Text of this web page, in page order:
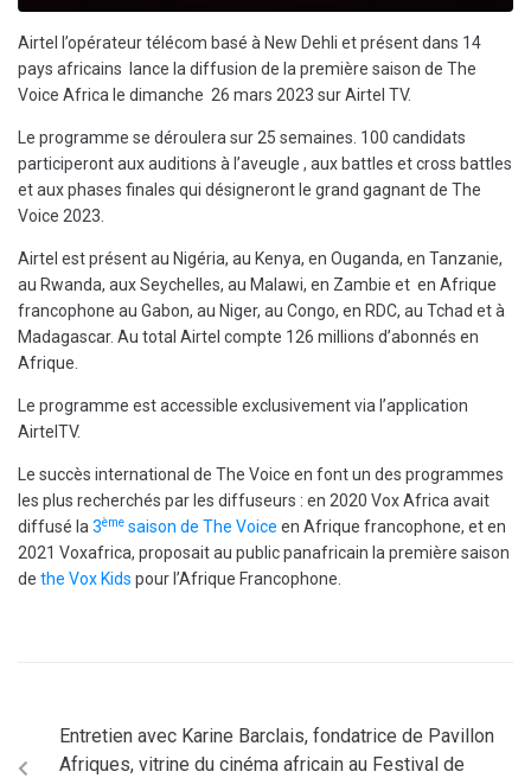
Airtel l’opérateur télécom basé à New Dehli et présent dans 14
pays africains lance la diffusion de la première saison de The
Voice Africa le dimanche 26 mars 2023 sur Airtel TV.
Le programme se déroulera sur 25 semaines. 100 candidats
participeront aux auditions à l’aveugle , aux battles et cross battles
et aux phases finales qui désigneront le grand gagnant de The
Voice 2023.
Airtel est présent au Nigéria, au Kenya, en Ouganda, en Tanzanie,
au Rwanda, aux Seychelles, au Malawi, en Zambie et en Afrique
francophone au Gabon, au Niger, au Congo, en RDC, au Tchad et à
Madagascar. Au total Airtel compte 126 millions d’abonnés en
Afrique.
Le programme est accessible exclusivement via l’application
AirtelTV.
Le succès international de The Voice en font un des programmes
les plus recherchés par les diffuseurs : en 2020 Vox Africa avait
diffusé la3ème saison de The Voice en Afrique francophone, et en
2021 Voxafrica, proposait au public panafricain la première saison
de the Vox Kids pour l’Afrique Francophone.
Entretien avec Karine Barclais, fondatrice de Pavillon
Afriques, vitrine du cinéma africain au Festival de